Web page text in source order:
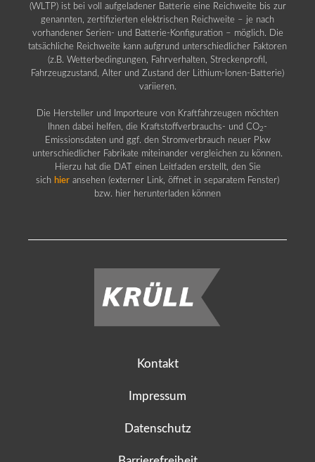
(WLTP) ist bei voll aufgeladener Batterie eine Reichweite bis zur
genannten, zertifizierten elektrischen Reichweite – je nach
vorhandener Serien- und Batterie-Konfiguration – möglich. Die
tatsächliche Reichweite kann aufgrund unterschiedlicher Faktoren
(z.B. Wetterbedingungen, Fahrverhalten, Streckenprofil,
Fahrzeugzustand, Alter und Zustand der Lithium-Ionen-Batterie)
variieren.
Die Hersteller und Importeure von Kraftfahrzeugen möchten
Ihnen dabei helfen, die Kraftstoffverbrauchs- und CO2 -
Emissionsdaten und ggf. den Stromverbrauch neuer Pkw
unterschiedlicher Fabrikate miteinander vergleichen zu können.
Hierzu hat die DAT einen Leitfaden erstellt, den Sie
sich hier ansehen (externer Link, öffnet in separatem Fenster)
bzw. hier herunterladen können
Kontakt
Impressum
Datenschutz